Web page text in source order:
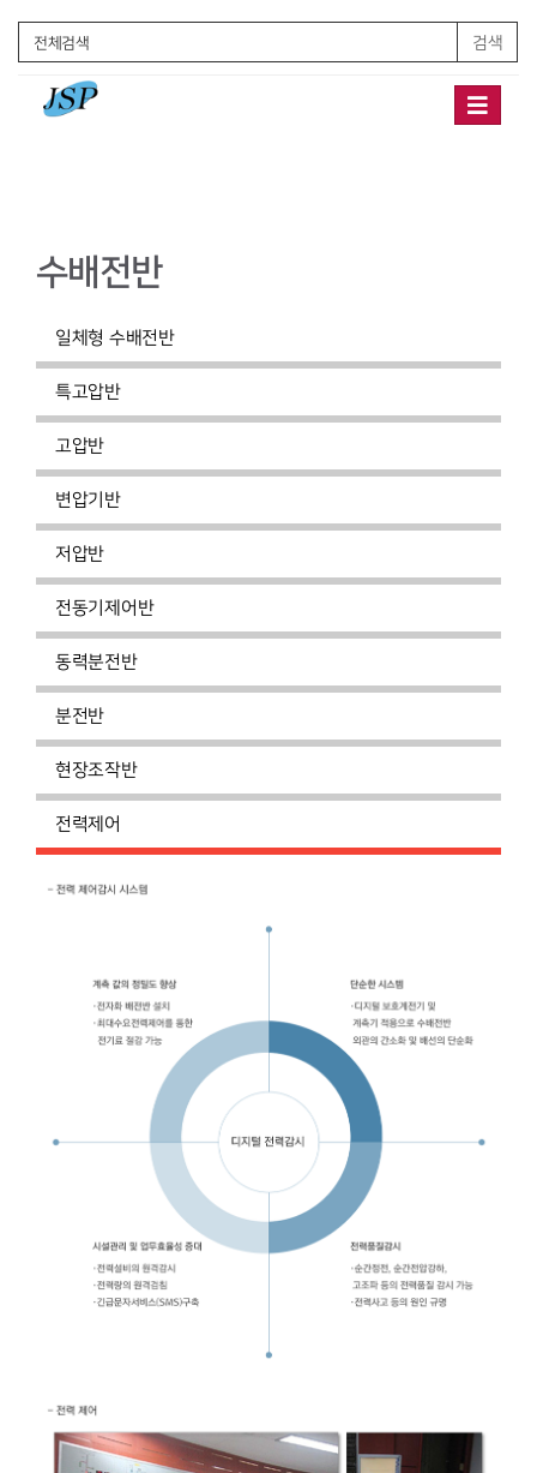
검색
Toggle
navigation
수배전반
일체형 수배전반
특고압반
고압반
변압기반
저압반
전동기제어반
동력분전반
분전반
현장조작반
전력제어